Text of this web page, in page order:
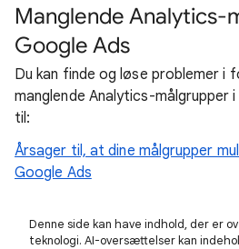
Manglende Analytics-
Google Ads
Du kan finde og løse problemer i
manglende Analytics-målgrupper
til:
Årsager til, at dine målgrupper
Google Ads
Denne side kan have indhold, der er
teknologi. AI-oversættelser kan